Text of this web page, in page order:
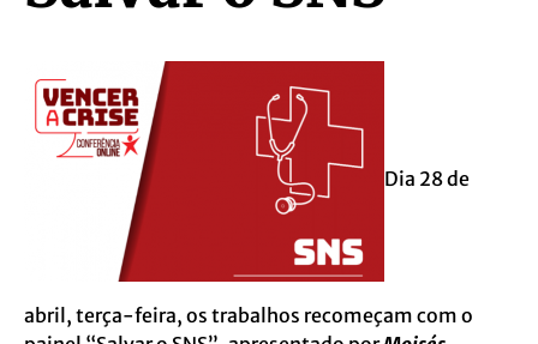
Dia 28 de
abril, terça-feira, os trabalhos recomeçam com o